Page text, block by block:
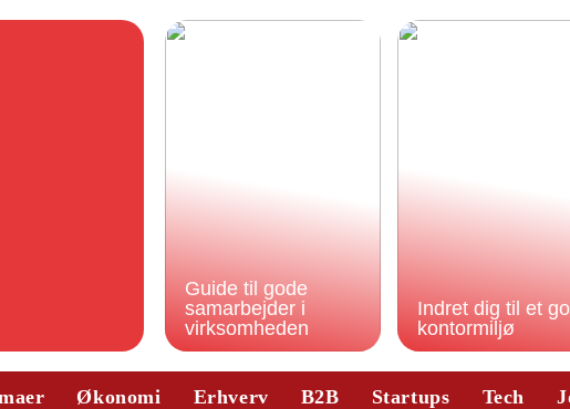
Guide til gode
samarbejder i
virksomheden
Indret dig til et
kontormiljø
Økonomi Erhverv B2B Startups Tech